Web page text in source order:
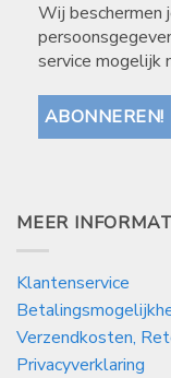
Wij beschermen
service mogelijk
MEER
Klantenservice
Verzendkosten,
Privacyverklaring